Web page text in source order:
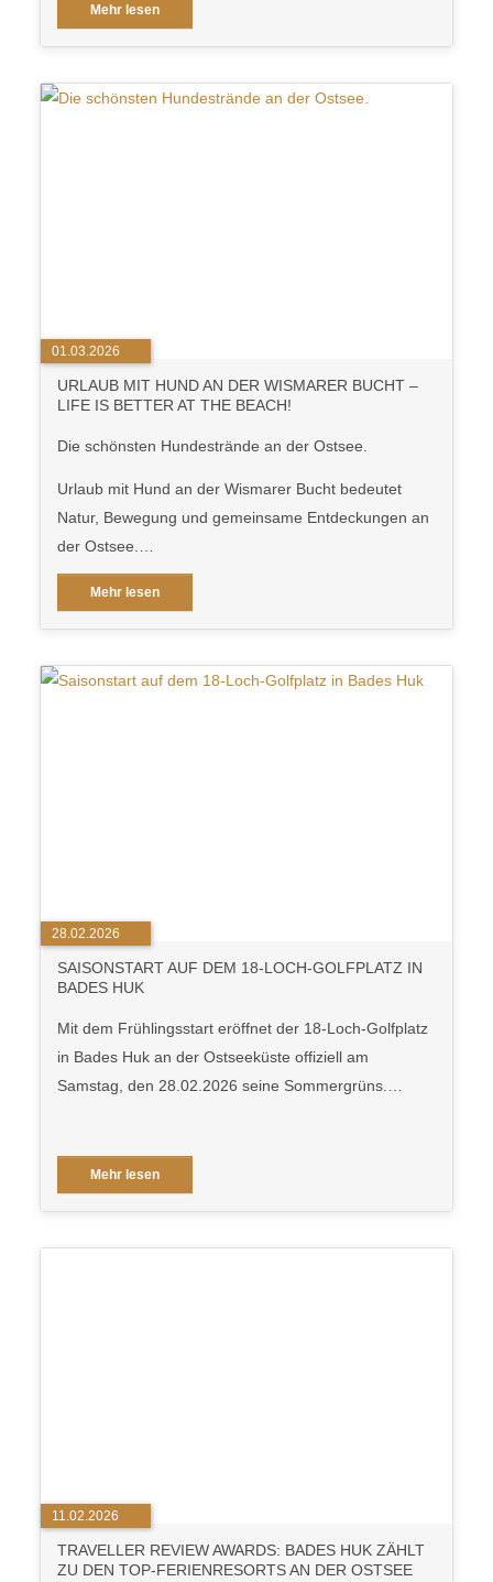
Mehr lesen
01.03.2026
URLAUB MIT HUND AN DER WISMARER BUCHT –
LIFE IS BETTER AT THE BEACH!
Die schönsten Hundestrände an der Ostsee.
Urlaub mit Hund an der Wismarer Bucht bedeutet
Natur, Bewegung und gemeinsame Entdeckungen an
der Ostsee.…
Mehr lesen
28.02.2026
SAISONSTART AUF DEM 18-LOCH-GOLFPLATZ IN
BADES HUK
Mit dem Frühlingsstart eröffnet der 18-Loch-Golfplatz
in Bades Huk an der Ostseeküste offiziell am
Samstag, den 28.02.2026 seine Sommergrüns.…
Mehr lesen
11.02.2026
TRAVELLER REVIEW AWARDS: BADES HUK ZÄHLT
ZU DEN TOP-FERIENRESORTS AN DER OSTSEE